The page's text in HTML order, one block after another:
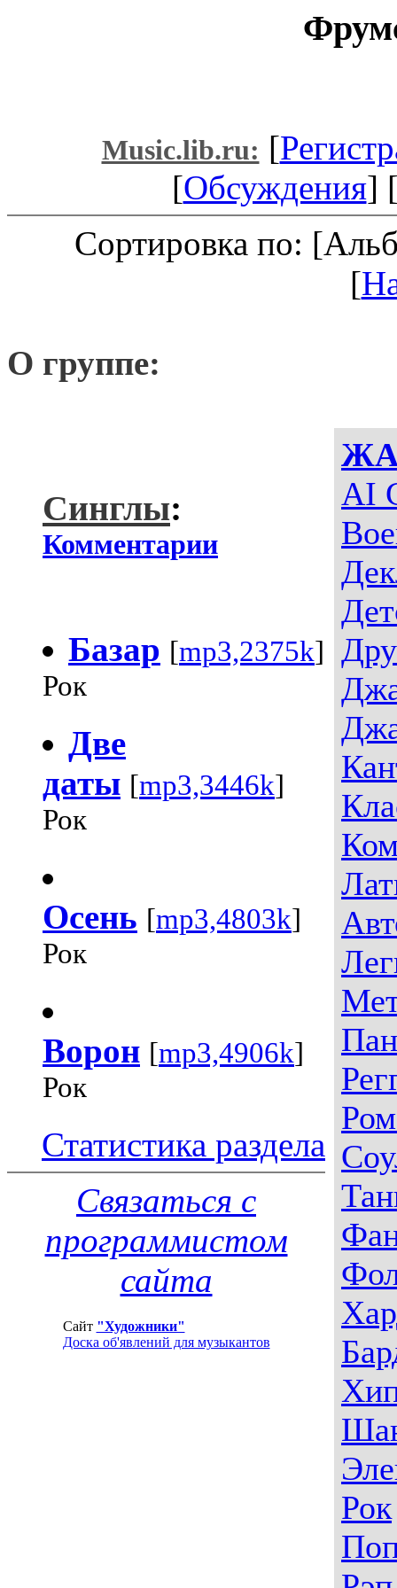
Music.lib.ru: [
[Обсуждения]
Сортировка по:
[
О группе:
AI
Рок
Синглы:
Комментарии
Базар [mp3,2375k]
Рок
Две
даты [mp3,3446k]
Рок
Осень [mp3,4803k]
Рок
Ворон [mp3,4906k]
Рок
Статистика раздела
Связаться с
программистом
сайта
Сайт "Художники"
Доска об'явлений для музыкантов